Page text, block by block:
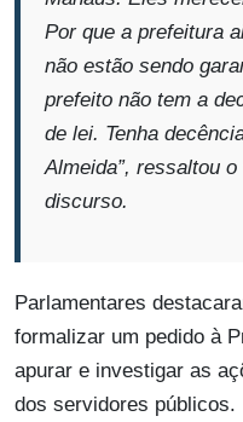
Por que a prefeitura
não estão sendo
prefeito não tem a
de lei. Tenha
Almeida”, ressaltou o
discurso.
Parlamentares
formalizar um pedido à
apurar e investigar as
dos servidores públicos.